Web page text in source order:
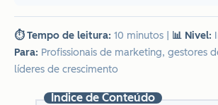
⏱️ Tempo de leitura: 10 minutos 📊 Nivel:
Para: Profissionais de marketing, gestores
líderes de crescimento
Índice de Conteúdo